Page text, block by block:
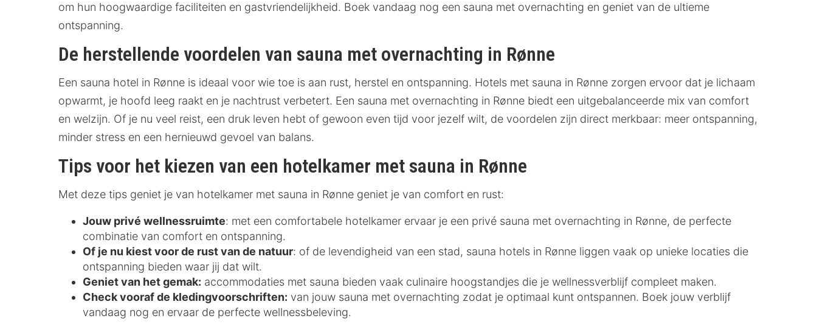
om hun hoogwaardige faciliteiten en gastvriendelijkheid. Boek vandaag nog een sauna met overnachting en geniet van de ultieme
ontspanning.
De herstellende voordelen van sauna met overnachting in Rønne
Een sauna hotel in Rønne is ideaal voor wie toe is aan rust, herstel en ontspanning. Hotels met sauna in Rønne zorgen ervoor dat je lichaam
opwarmt, je hoofd leeg raakt en je nachtrust verbetert. Een sauna met overnachting in Rønne biedt een uitgebalanceerde mix van comfort
en welzijn. Of je nu veel reist, een druk leven hebt of gewoon even tijd voor jezelf wilt, de voordelen zijn direct merkbaar: meer ontspanning,
minder stress en een hernieuwd gevoel van balans.
Tips voor het kiezen van een hotelkamer met sauna in Rønne
Met deze tips geniet je van hotelkamer met sauna in Rønne geniet je van comfort en rust:
Jouw privé wellnessruimte: met een comfortabele hotelkamer ervaar je een privé sauna met overnachting in Rønne, de perfecte
combinatie van comfort en ontspanning.
Of je nu kiest voor de rust van de natuur: of de levendigheid van een stad, sauna hotels in Rønne liggen vaak op unieke locaties die
ontspanning bieden waar jij dat wilt.
Geniet van het gemak: accommodaties met sauna bieden vaak culinaire hoogstandjes die je wellnessverblijf compleet maken.
Check vooraf de kledingvoorschriften: van jouw sauna met overnachting zodat je optimaal kunt ontspannen. Boek jouw verblijf
vandaag nog en ervaar de perfecte wellnessbeleving.